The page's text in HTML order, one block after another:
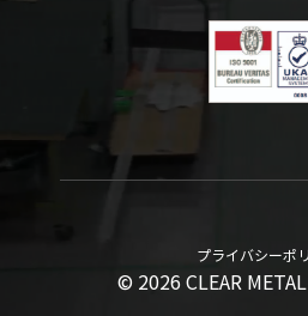
プライバシーポ
© 2026 CLEAR